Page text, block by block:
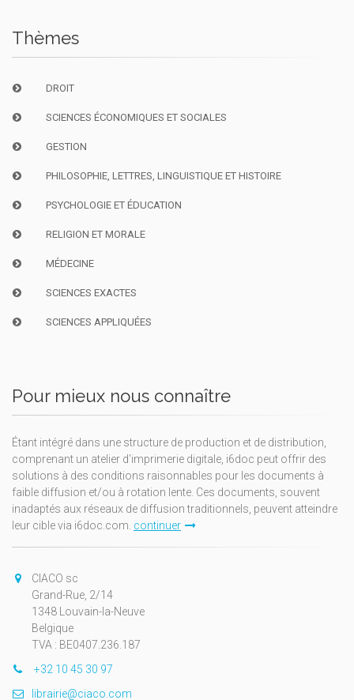
Thèmes
DROIT
SCIENCES ÉCONOMIQUES ET SOCIALES
GESTION
PHILOSOPHIE, LETTRES, LINGUISTIQUE ET HISTOIRE
PSYCHOLOGIE ET ÉDUCATION
RELIGION ET MORALE
MÉDECINE
SCIENCES EXACTES
SCIENCES APPLIQUÉES
Pour mieux nous connaître
Étant intégré dans une structure de production et de distribution,
comprenant un atelier d'imprimerie digitale, i6doc peut offrir des
solutions à des conditions raisonnables pour les documents à
faible diffusion et/ou à rotation lente. Ces documents, souvent
inadaptés aux réseaux de diffusion traditionnels, peuvent atteindre
leur cible via i6doc.com. continuer
CIACO sc
Grand-Rue, 2/14
1348 Louvain-la-Neuve
Belgique
TVA : BE0407.236.187
+32 10 45 30 97
librairie@ciaco.com